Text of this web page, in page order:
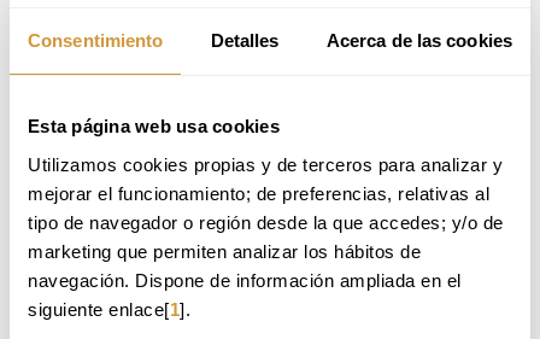
Consentimiento Detalles Acerca de las cookies
Esta página web usa cookies
Utilizamos cookies propias y de terceros para analizar y
mejorar el funcionamiento; de preferencias, relativas al
tipo de navegador o región desde la que accedes; y/o de
marketing que permiten analizar los hábitos de
navegación. Dispone de información ampliada en el
siguiente enlace[1].
Embajadora de la OMT para el Turismo Responsable; y oradores confirmados de
y Suiza.
Además, los asistentes al foro tendrán la oportunidad de elegir entre cinco
excursiones diferentes para vivir y saborear la gastronomía local: “Rioja Alavesa,
excelencia enoturística”, “Sabores rurales del País Vasco y el territorio de Idiazabal”,
“Urola Kosta: pesca pueblos, paisajes y sabores de ensueño”, “Un mar de montañas,
Gorbeialdea y el Valle de Arratia” y “Bizkaia – Costa de Urdaibai”.
Subrayando la importancia de preservar las tradiciones culinarias, esta edición
también conmemorará el décimo aniversario de la inclusión de la Dieta Mediterránea
en la lista del Patrimonio Cultural Inmaterial de la UNESCO. Además, el evento
paralelo “Culinary Plaza” organizado por Basque Culinary Center destacará